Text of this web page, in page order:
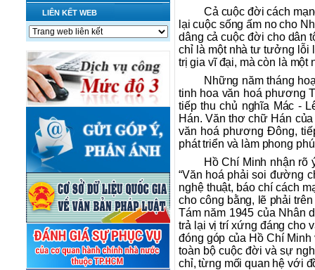
LIÊN KẾT WEB
Cả cuộc đời cách
lại cuộc sống ấm no cho
dâng cả cuộc đời cho dân
chỉ là một nhà tư tưởng lỗi
trị gia vĩ đại, mà còn là một
Những năm tháng
tinh hoa văn hoá phương
tiếp thu chủ nghĩa Mác -
Hán. Văn thơ chữ Hán
văn hoá phương Đông,
phát triển và làm phong
Hồ Chí Minh nhận rõ
“Văn hoá phải soi đường
nghệ thuật, báo chí cách
cho công bằng, lẽ phải
Tám năm 1945 của Nhân
trả lại vị trí xứng đáng cho
đóng góp của Hồ Chí
toàn bộ cuộc đời và sự
chỉ, từng mối quan hệ với